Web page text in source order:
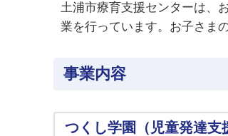
土浦市療育支援センターは、
業を行っています。お子さま
事業内容
つくし学園（児童発達支